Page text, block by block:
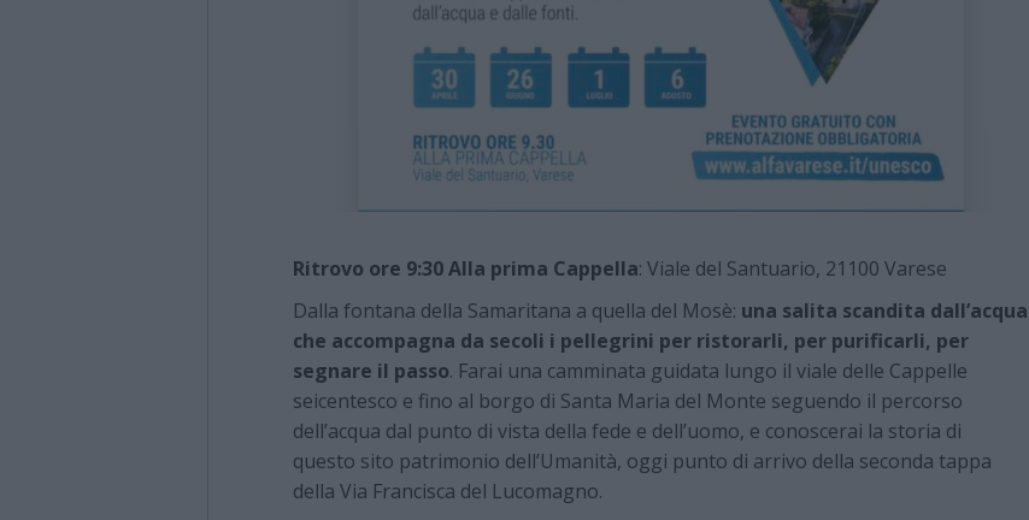
Ritrovo ore 9:30 Alla prima Cappella: Viale del Santuario, 21100 Varese
Dalla fontana della Samaritana a quella del Mosè: una salita scandita dall’acqua
che accompagna da secoli i pellegrini per ristorarli, per purificarli, per
segnare il passo. Farai una camminata guidata lungo il viale delle Cappelle
seicentesco e fino al borgo di Santa Maria del Monte seguendo il percorso
dell’acqua dal punto di vista della fede e dell’uomo, e conoscerai la storia di
questo sito patrimonio dell’Umanità, oggi punto di arrivo della seconda tappa
della Via Francisca del Lucomagno.